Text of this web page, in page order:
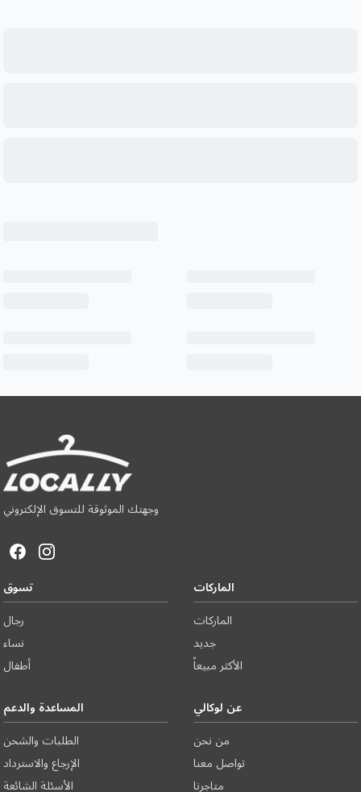
وجهتك الموثوقة للتسوق الإلكتروني
تسوق
رجال
نساء
أطفال
الماركات
الماركات
جديد
الأكثر مبيعاً
المساعدة والدعم
الطلبات والشحن
الإرجاع والاسترداد
الأسئلة الشائعة
عن لوكالي
من نحن
تواصل معنا
متاجرنا